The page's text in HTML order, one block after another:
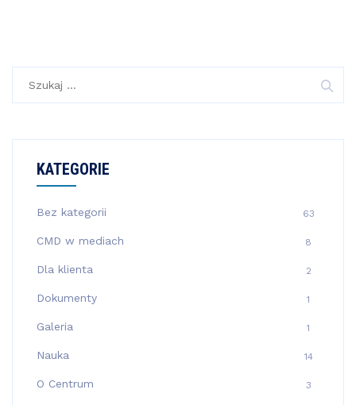
KATEGORIE
Bez kategorii 63
CMD w mediach 8
Dla klienta 2
Dokumenty 1
Galeria 1
Nauka 14
O Centrum 3